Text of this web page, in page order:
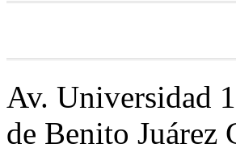
Av. Universidad
de Benito Juárez